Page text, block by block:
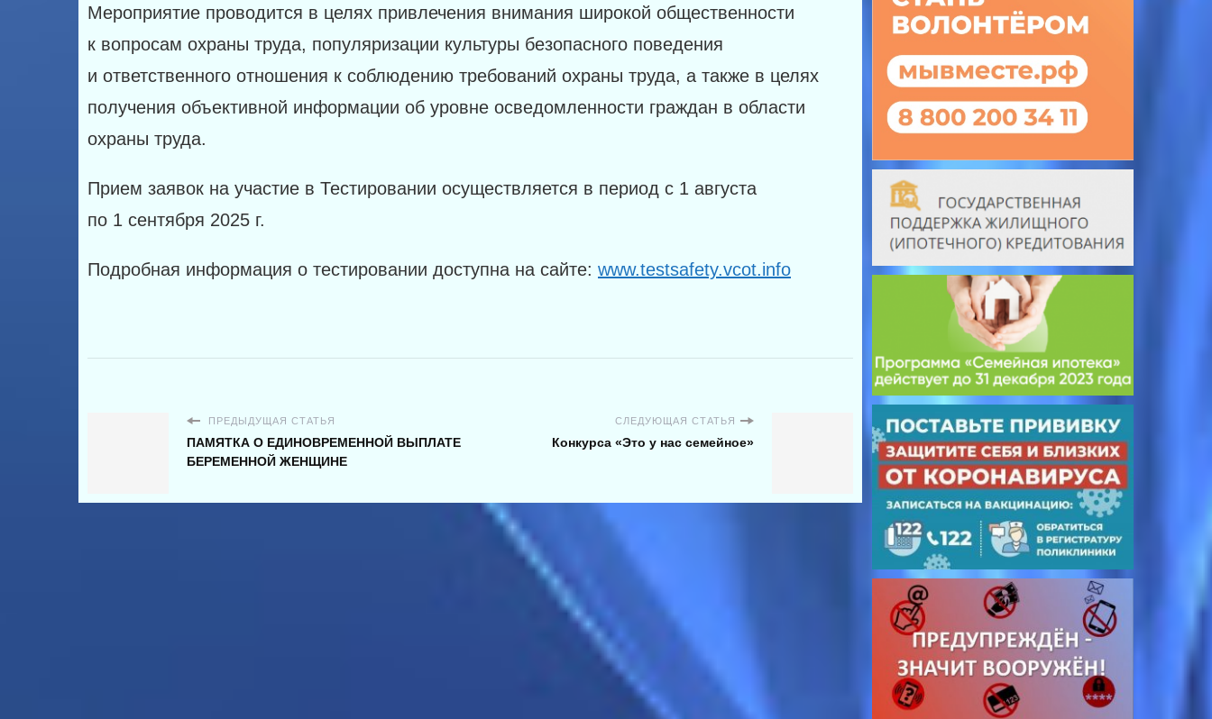
Мероприятие проводится в целях привлечения внимания широкой общественности
к вопросам охраны труда, популяризации культуры безопасного поведения
и ответственного отношения к соблюдению требований охраны труда, а также в целях
получения объективной информации об уровне осведомленности граждан в области
охраны труда.
Прием заявок на участие в Тестировании осуществляется в период с 1 августа
по 1 сентября 2025 г.
Подробная информация о тестировании доступна на сайте: www.testsafety.vcot.info
ПРЕДЫДУЩАЯ СТАТЬЯ
ПАМЯТКА О ЕДИНОВРЕМЕННОЙ ВЫПЛАТЕ
БЕРЕМЕННОЙ ЖЕНЩИНЕ
СЛЕДУЮЩАЯ СТАТЬЯ
Конкурса «Это у нас семейное»